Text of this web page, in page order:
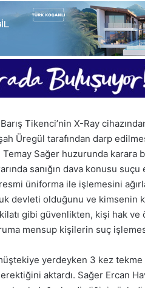
Tikenci’nin X-Ray
Üregül tarafından darp
Sağer huzurunda karara
sanığın dava konusu
üniforma ile işlemesini
devleti olduğunu ve kimsenin
gibi güvenlikten, kişi hak
mensup kişilerin suç
yerdeyken 3 kez tekme
aktardı. Sağer Ercan
28
Kasım
Cuma